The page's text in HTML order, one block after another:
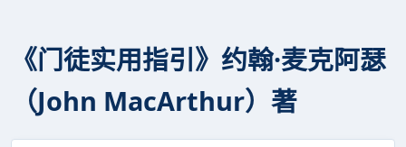
《门徒实用指引》约翰·麦克阿瑟
（John MacArthur）著